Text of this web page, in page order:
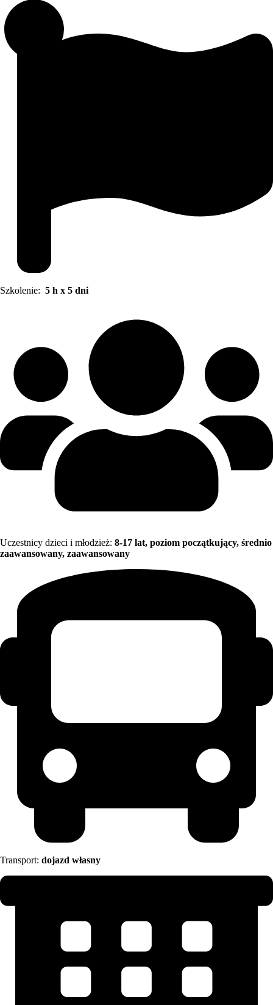
Szkolenie: 5 h x 5 dni
Uczestnicy dzieci i młodzież: 8-17 lat, poziom początkujący, średnio
zaawansowany, zaawansowany
Transport: dojazd własny